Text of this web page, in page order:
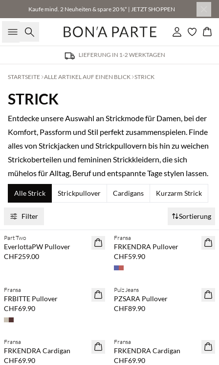
Kaufe mind. 2 Neuheiten & spare 20 %* | JETZT SHOPPEN
Suche Einloggen
LIEFERUNG IN 1-2 WERKTAGEN
STARTSEITE ALLE ARTIKEL AUF EINEN BLICK STRICK
STRICK
Entdecke unsere Auswahl an Strickmode für Damen, bei der
Komfort, Passform und Stil perfekt zusammenspielen. Finde
alles von Strickjacken und Strickpullovern bis hin zu weichen
Strickoberteilen und femininen Strickkleidern, die sich
mühelos für Alltag, Beruf und entspannte Tage stylen lassen.
Alle Strick Strickpullover Cardigans Kurzarm Strick
Filter Sortierung
NEUHEITEN
Part Two
EverlottaPW Pullover
CHF259.00
NEUHEITEN
Fransa
FRKENDRA Pullover
CHF59.90
NEUHEITEN
Fransa
FRBITTE Pullover
CHF69.90
NEUHEITEN
Pulz Jeans
PZSARA Pullover
CHF89.90
NEUHEITEN
Fransa
FRKENDRA Cardigan
CHF69.90
NEUHEITEN
Fransa
FRKENDRA Cardigan
CHF69.90